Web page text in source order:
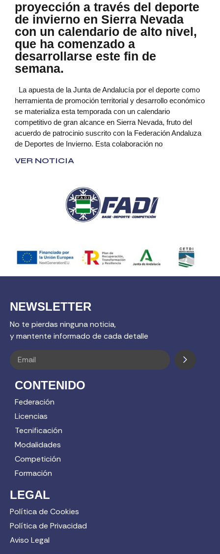
proyección a través del deporte
de invierno en Sierra Nevada
con un calendario de alto nivel,
que ha comenzado a
desarrollarse este fin de
semana.
La apuesta de la Junta de Andalucía por el deporte como
herramienta de promoción territorial y desarrollo económico
se materializa esta temporada con un calendario
competitivo de gran alcance en Sierra Nevada, fruto del
acuerdo de patrocinio suscrito con la Federación Andaluza
de Deportes de Invierno. Esta colaboración no
VER NOTICIA
NEWSLETTER
No te pierdas ninguna noticia,
y mantente informado de cada detalle
CONTENIDO
Federación
Licencias
Tecnificación
Modalidades
Competición
Formación
LEGAL
Política de Cookies
Política de Privacidad
Aviso Legal